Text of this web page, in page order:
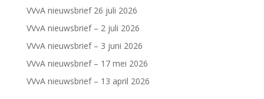
VVvA nieuwsbrief 26 juli 2026
VVvA nieuwsbrief – 2 juli 2026
VVvA nieuwsbrief – 3 juni 2026
VVvA nieuwsbrief – 17 mei 2026
VVvA nieuwsbrief – 13 april 2026